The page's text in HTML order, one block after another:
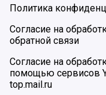
Политика
Согласие на
обратной связи
Согласие на
помощью сервисов
top.mail.ru